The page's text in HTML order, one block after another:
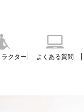
クター よくある質問